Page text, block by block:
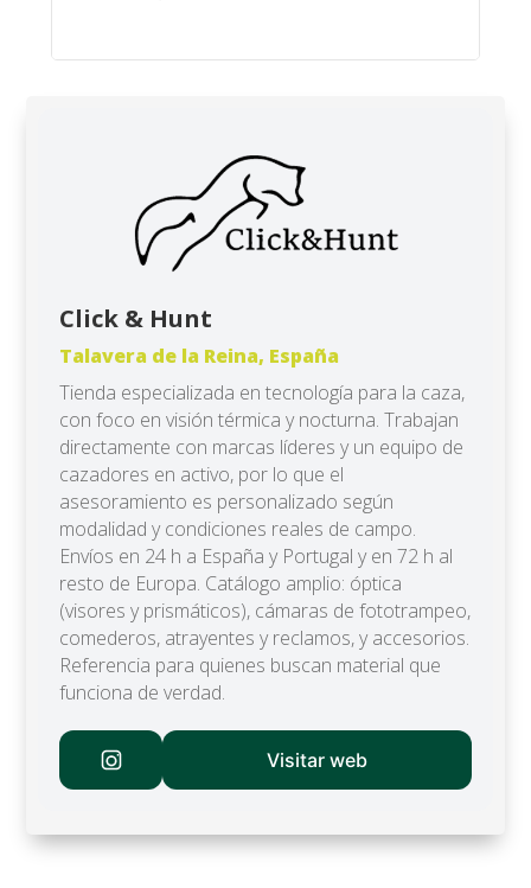
Click & Hunt
Talavera de la Reina, España
Tienda especializada en tecnología para la caza,
con foco en visión térmica y nocturna. Trabajan
directamente con marcas líderes y un equipo de
cazadores en activo, por lo que el
asesoramiento es personalizado según
modalidad y condiciones reales de campo.
Envíos en 24 h a España y Portugal y en 72 h al
resto de Europa. Catálogo amplio: óptica
(visores y prismáticos), cámaras de fototrampeo,
comederos, atrayentes y reclamos, y accesorios.
Referencia para quienes buscan material que
funciona de verdad.
Visitar web